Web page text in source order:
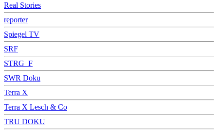
Real Stories
reporter
Spiegel TV
SRF
STRG_F
SWR Doku
Terra X
Terra X Lesch & Co
TRU DOKU